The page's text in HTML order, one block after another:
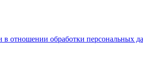
в отношении обработки персональных